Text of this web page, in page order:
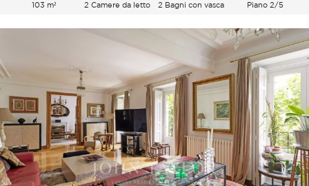
103 m² 2 Camere da letto 2 Bagni con vasca Piano 2/5